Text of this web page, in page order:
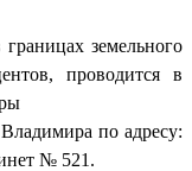
земельного
проводится в
по адресу:
№ 521.